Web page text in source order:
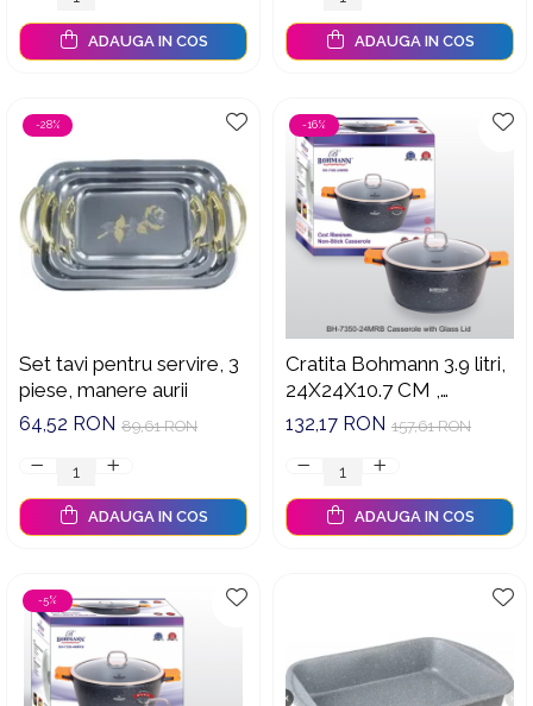
ADAUGA IN COS ADAUGA IN COS
-28%
Set tavi pentru servire, 3
piese, manere aurii
89,61 RON
64,52 RON
ADAUGA IN COS
-16%
Cratita Bohmann 3.9 litri,
24X24X10.7 CM ,
exterior si interior granit,
157,61 RON
132,17 RON
ADAUGA IN COS
-5%